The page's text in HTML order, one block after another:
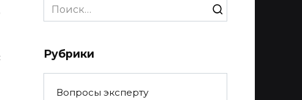
Search
for:
Рубрики
Вопросы эксперту